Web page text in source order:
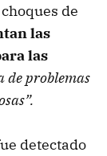
de
las
las
de problemas
detectado